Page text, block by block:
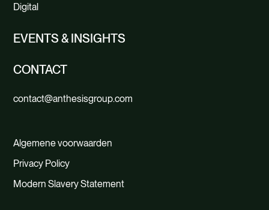
Digital
EVENTS & INSIGHTS
CONTACT
contact@anthesisgroup.com
Algemene voorwaarden
Privacy Policy
Modern Slavery Statement